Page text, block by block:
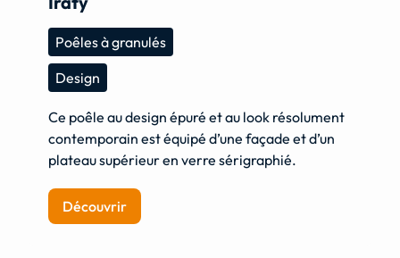
Poêles à granulés
Design
Ce poêle au design épuré et au look résolument
contemporain est équipé d’une façade et d’un
plateau supérieur en verre sérigraphié.
Découvrir